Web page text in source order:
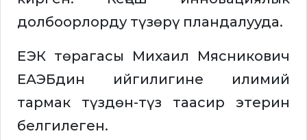
долбоорлорду түзөрү пландалууда.
ЕЭК төрагасы Михаил Мясникович
ЕАЭБдин ийгилигине илимий
тармак түздөн-түз таасир этерин
белгилеген.